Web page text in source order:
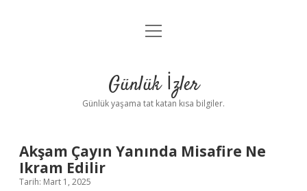
Anasayfa
Yasal Uyarı
menüyü
Günlük İzler
Günlük yaşama tat katan kısa bilgiler.
Akşam Çayın Yanında Misafire Ne
Ikram Edilir
Tarih: Mart 1, 2025